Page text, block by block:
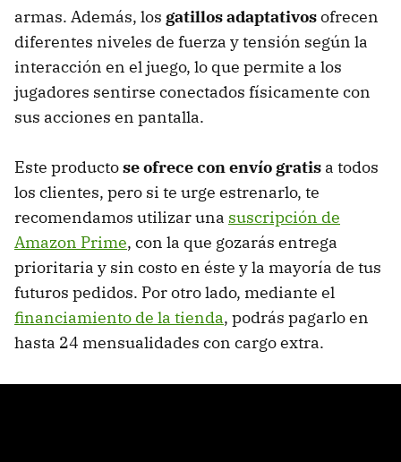
armas. Además, los gatillos adaptativosofrecen
diferentes niveles de fuerza y tensión según la
interacción en el juego, lo que permite a los
jugadores sentirse conectados físicamente con
sus acciones en pantalla.
Este productose ofrece con envío gratis a todos
los clientes, pero si te urge estrenarlo, te
recomendamos utilizar una suscripción de
Amazon Prime, con la que gozarás entrega
prioritaria y sin costo en éste y la mayoría de tus
futuros pedidos. Por otro lado, mediante el
financiamiento de la tienda, podrás pagarlo en
hasta 24 mensualidades con cargo extra.